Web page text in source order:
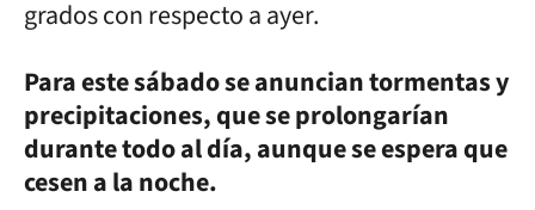
grados con respecto a ayer.
Para este sábado se anuncian tormentas y
precipitaciones, que se prolongarían
durante todo al día, aunque se espera que
cesen a la noche.